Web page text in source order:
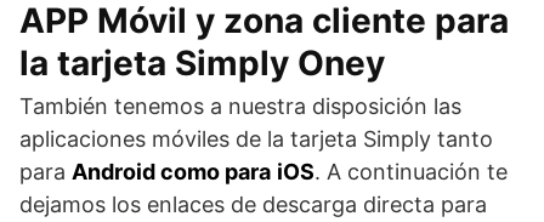
APP Móvil y zona cliente para
la tarjeta Simply Oney
También tenemos a nuestra disposición las
aplicaciones móviles de la tarjeta Simply tanto
para Android como para iOS. A continuación te
dejamos los enlaces de descarga directa para